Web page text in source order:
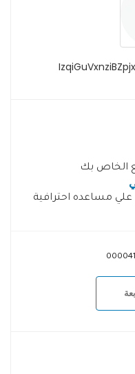
الخاص بك
مساعده احترافية